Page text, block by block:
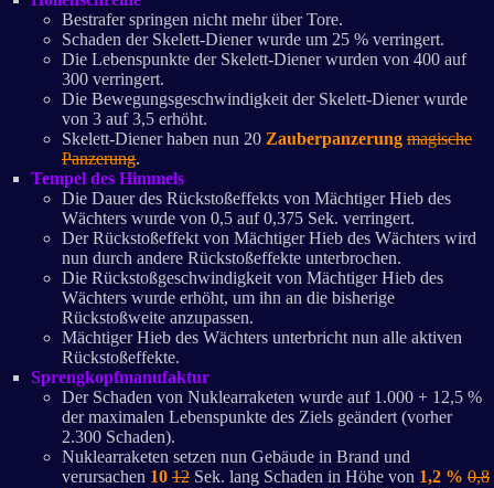
Bestrafer springen nicht mehr über Tore.
Schaden der Skelett-Diener wurde um 25 % verringert.
Die Lebenspunkte der Skelett-Diener wurden von 400 auf
300 verringert.
Die Bewegungsgeschwindigkeit der Skelett-Diener wurde
von 3 auf 3,5 erhöht.
Skelett-Diener haben nun 20 Zauberpanzerung magische
Panzerung.
Tempel des Himmels
Die Dauer des Rückstoßeffekts von Mächtiger Hieb des
Wächters wurde von 0,5 auf 0,375 Sek. verringert.
Der Rückstoßeffekt von Mächtiger Hieb des Wächters wird
nun durch andere Rückstoßeffekte unterbrochen.
Die Rückstoßgeschwindigkeit von Mächtiger Hieb des
Wächters wurde erhöht, um ihn an die bisherige
Rückstoßweite anzupassen.
Mächtiger Hieb des Wächters unterbricht nun alle aktiven
Rückstoßeffekte.
Sprengkopfmanufaktur
Der Schaden von Nuklearraketen wurde auf 1.000 + 12,5 %
der maximalen Lebenspunkte des Ziels geändert (vorher
2.300 Schaden).
Nuklearraketen setzen nun Gebäude in Brand und
verursachen 10 12 Sek. lang Schaden in Höhe von 1,2 % 0,8